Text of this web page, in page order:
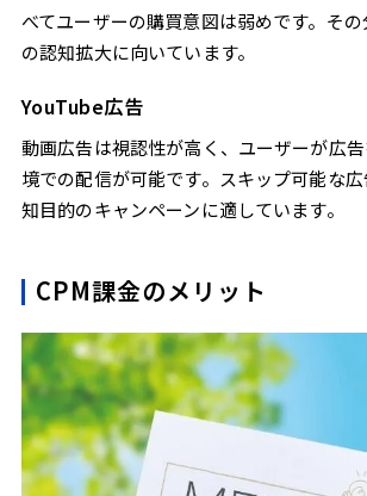
べてユーザーの購買意図は弱めです。そ
の認知拡大に向いています。
YouTube広告
動画広告は視認性が高く、ユーザーが広
境での配信が可能です。スキップ可能な
知目的のキャンペーンに適しています。
CPM課金のメリット